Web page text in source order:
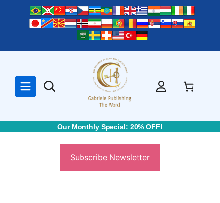
Our Monthly Special: 20% OFF!
Subscribe Newsletter